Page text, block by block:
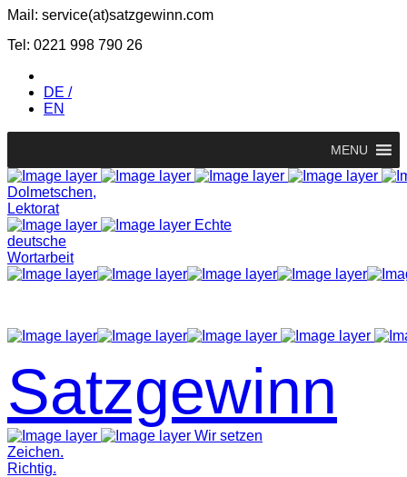
Mail: service(at)satz­gewinn.com
Tel: 0221 998 790 26
DE /
EN
MENU
Dolmetschen,
Lektorat
Echte
deutsche
Wortarbeit
Satzgewinn
Wir setzen
Zeichen.
Richtig.